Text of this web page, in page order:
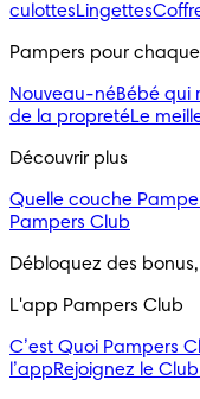
culottesLingettes
Pampers pour
Nouveau-néBébé qui
de la propretéLe
Découvrir plus
Quelle couche
Pampers Club
Débloquez des
L'app Pampers Club
C’est Quoi Pampers
l’appRejoignez le